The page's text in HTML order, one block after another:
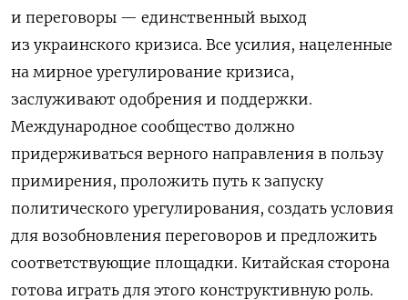
и переговоры — единственный выход
из украинского кризиса. Все усилия, нацеленные
на мирное урегулирование кризиса,
заслуживают одобрения и поддержки.
Международное сообщество должно
придерживаться верного направления в пользу
примирения, проложить путь к запуску
политического урегулирования, создать условия
для возобновления переговоров и предложить
соответствующие площадки. Китайская сторона
готова играть для этого конструктивную роль.